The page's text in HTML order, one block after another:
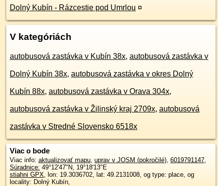
Dolný Kubín - Rázcestie pod Umrlou ¤
V kategóriách
autobusová zastávka v Kubín 38x, autobusová zastávka v
Dolný Kubín 38x, autobusová zastávka v okres Dolný
Kubín 88x, autobusová zastávka v Orava 304x,
autobusová zastávka v Žilinský kraj 2709x, autobusová
zastávka v Stredné Slovensko 6518x
Viac o bode
Viac info: aktualizovať mapu, uprav v JOSM (pokročilé), 6019791147,
Súradnice: 49°12'47"N, 19°18'13"E
stiahni GPX, lon: 19.3036702, lat: 49.2131008, og type: place, og
locality: Dolný Kubín,